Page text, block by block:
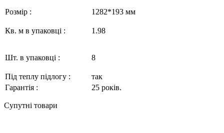
Розмір : 1282*193 мм
Кв. м в упаковці : 1.98
Шт. в упаковці : 8
Під теплу підлогу :
так
Гарантія :
25 років.
Супутні товари